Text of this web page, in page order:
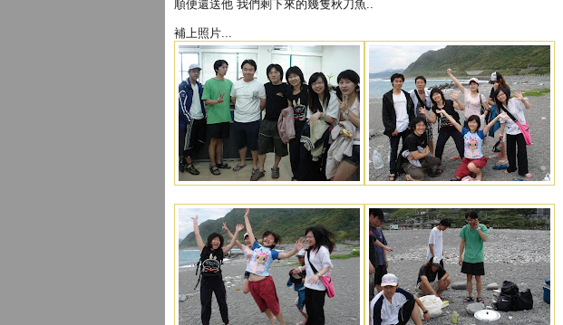
順便還送他 我們剩下來的幾隻秋刀魚..
補上照片...